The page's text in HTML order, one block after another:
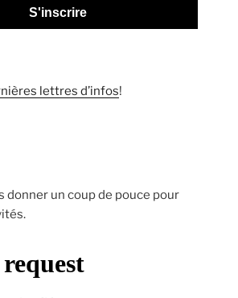
S'inscrire
lettres d’infos!
donner un coup de pouce pour